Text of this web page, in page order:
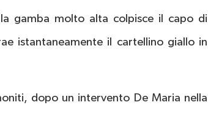
gamba molto alta colpisce il capo di
istantaneamente il cartellino giallo in
dopo un intervento De Maria nella